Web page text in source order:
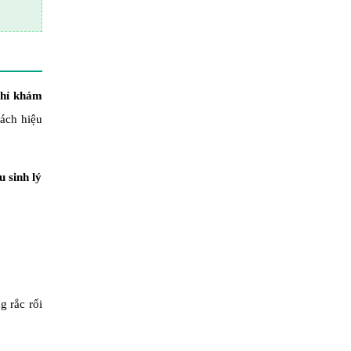
khám
hiệu
sinh lý
rắc rối